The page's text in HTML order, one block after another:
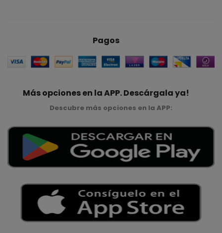
Pagos
Más opciones en la APP. Descárgala ya!
Descubre más opciones en la APP: